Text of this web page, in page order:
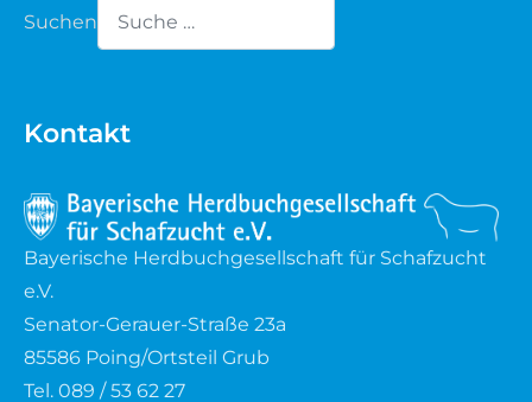
Suchen
Kontakt
Bayerische Herdbuchgesellschaft für Schafzucht
e.V.
Senator-Gerauer-Straße 23a
85586 Poing/Ortsteil Grub
Tel. 089 / 53 62 27